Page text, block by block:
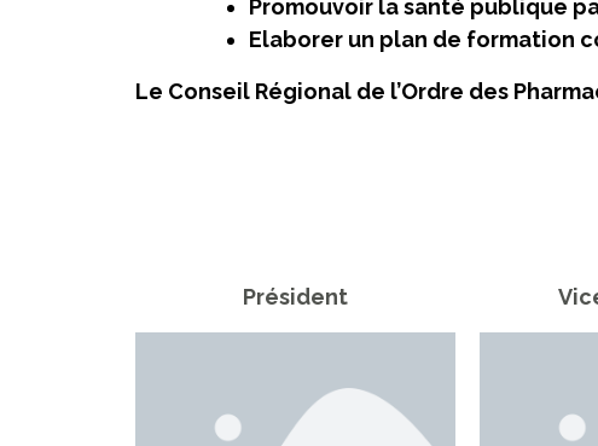
Promouvoir la santé publique
Elaborer un plan de formation
Le Conseil Régional de l’Ordre des
Président